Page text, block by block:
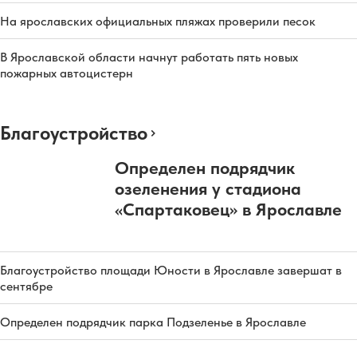
На ярославских официальных пляжах проверили песок
В Ярославской области начнут работать пять новых
пожарных автоцистерн
Благоустройство
Определен подрядчик
озеленения у стадиона
«Спартаковец» в Ярославле
Благоустройство площади Юности в Ярославле завершат в
сентябре
Определен подрядчик парка Подзеленье в Ярославле